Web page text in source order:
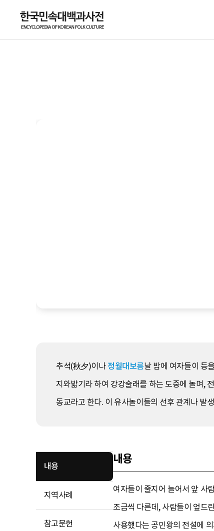
추석(秋夕)이나정월대보름날 밤에 여자들이 등
지와밟기라 하여 강강술래를 하는 도중에 놀며,
동교라고 한다. 이 유사놀이들의 선후 관계나 발
내용
지역사례
참고문헌
내용
여자들이 줄지어 늘어서 앞 사
조금씩 다른데, 사람들이 엎드
사용했다는 공민왕의 전설에